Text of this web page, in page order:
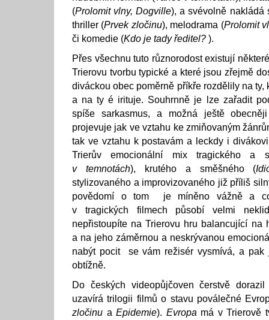
(Prolomit vlny, Dogville), a svévolně
thriller (Prvek zločinu), melodrama (Prolomit
či komedie (Kdo je tady ředitel? ).
Přes všechnu tuto různorodost existují
Trierovu tvorbu typické a které jsou zřejmě
diváckou obec poměrně příkře rozdělily na ty,
a na ty é irituje. Souhrnně je lze zařadit
spíše sarkasmus, a možná ještě
projevuje jak ve vztahu ke zmiňovaným
tak ve vztahu k postavám a leckdy i
Trierův emocionální mix tragického a
v temnotách), krutého a směšného (
stylizovaného a improvizovaného již příliš
povědomí o tom je míněno vážně a
v tragických filmech působí velmi
nepřistoupíte na Trierovu hru balancující na
a na jeho záměrnou a neskrývanou
nabýt pocit se vám režisér vysmívá, a pak
obtížně.
Do českých videopůjčoven čerstvě
uzavírá trilogii filmů o stavu poválečné
zločinu aEpidemie). Evropa má v Trierově